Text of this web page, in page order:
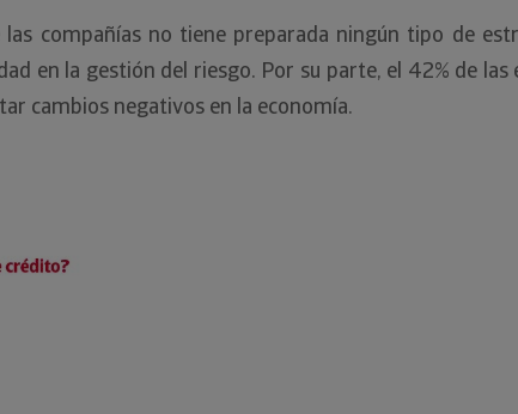
compañías no tiene preparada ningún tipo de
en la gestión del riesgo. Por su parte, el 42% de
cambios negativos en la economía.